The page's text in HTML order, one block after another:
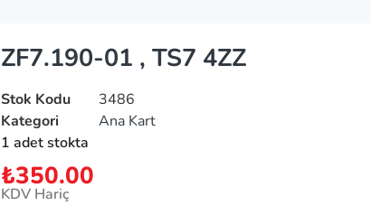
ZF7.190-01 , TS7 4ZZ
Stok Kodu
3486
Kategori
Ana Kart
1 adet stokta
₺350.00
KDV Hariç